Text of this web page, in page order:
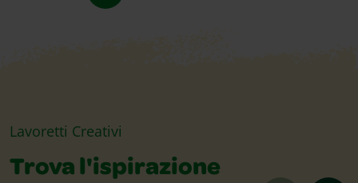
Lavoretti Creativi
Trova l'ispirazione